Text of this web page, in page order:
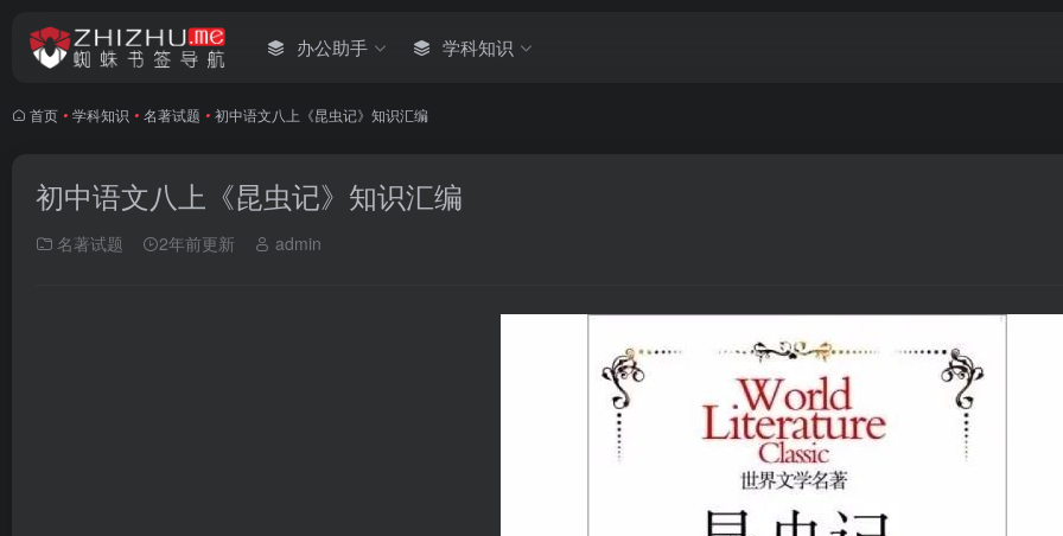
办公助手 学科知识
首页 • 学科知识 • 名著试题 • 初中语文八上《昆虫记》知识汇编
初中语文八上《昆虫记》知识汇编
名著试题 2年前更新 admin